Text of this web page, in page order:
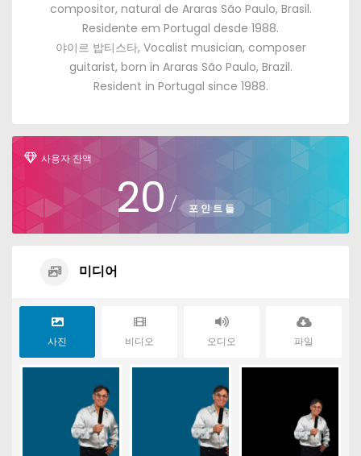
compositor, natural de Araras São Paulo, Brasil.
Residente em Portugal desde 1988.
야이르 밥티스타, Vocalist musician, composer
guitarist, born in Araras São Paulo, Brazil.
Resident in Portugal since 1988.
사용자 잔액
20/ 포인트들
미디어
사진 비디오 오디오 파일